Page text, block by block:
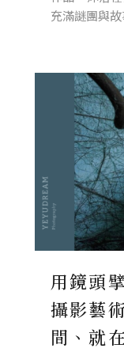
充滿謎團與故
用鏡頭
攝影藝
間、就